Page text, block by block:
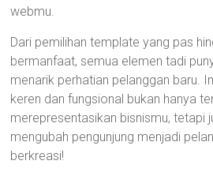
webmu.
Dari pemilihan template yang pas
bermanfaat, semua elemen tadi
menarik perhatian pelanggan baru.
keren dan fungsional bukan hanya
merepresentasikan bisnismu, tetapi
mengubah pengunjung menjadi
berkreasi!